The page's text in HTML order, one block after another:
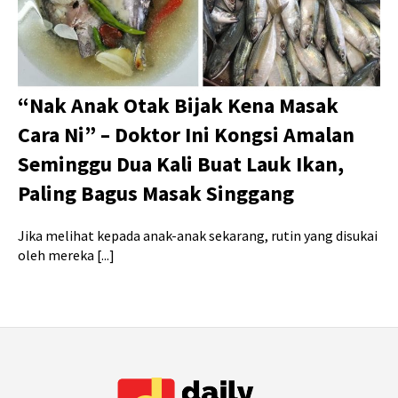
“Nak Anak Otak Bijak Kena Masak
Cara Ni” – Doktor Ini Kongsi Amalan
Seminggu Dua Kali Buat Lauk Ikan,
Paling Bagus Masak Singgang
Jika melihat kepada anak-anak sekarang, rutin yang disukai
oleh mereka [...]